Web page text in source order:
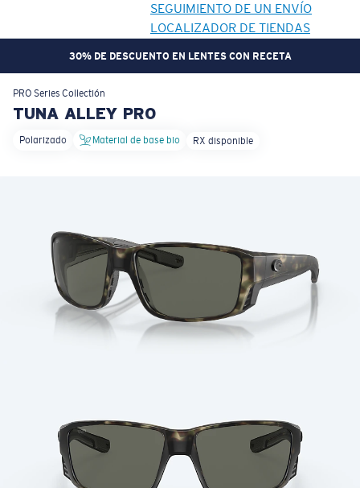
SEGUIMIENTO DE UN ENVÍO
LOCALIZADOR DE TIENDAS
30% DE DESCUENTO EN LENTES CON RECETA
OBJETIVO ACTUALIZADO
Cantidad:
PRO Series Collectión
TUNA ALLEY PRO
Polarizado Material de base bio RX disponible